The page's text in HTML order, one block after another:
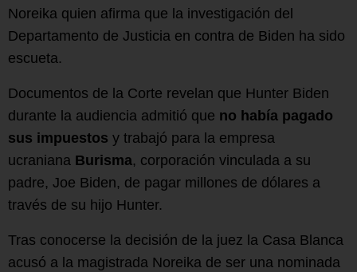
Noreika quien afirma que la investigación del
Departamento de Justicia en contra de Biden ha sido
escueta.
Documentos de la Corte revelan que Hunter Biden
durante la audiencia admitió que no había pagado
sus impuestos y trabajó para la empresa
ucraniana Burisma, corporación vinculada a su
padre, Joe Biden, de pagar millones de dólares a
través de su hijo Hunter.
Tras conocerse la decisión de la juez la Casa Blanca
acusó a la magistrada Noreika de ser una nominada